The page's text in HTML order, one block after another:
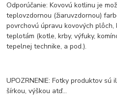
Odporúčanie: Kovovú kotlinu je
teplovzdornou (žiaruvzdornou)
povrchovú úpravu kovových
teplotám (kotle, krby, výfuky,
tepelnej technike, a pod.).
UPOZRNENIE: Fotky produktov sú
šírkou, výškou atď...